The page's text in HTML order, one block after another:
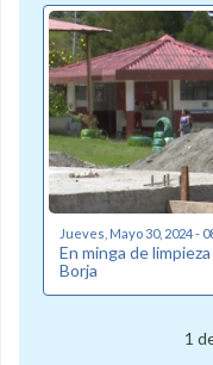
Jueves, Mayo 30, 2024 -
En minga de
Borja
1